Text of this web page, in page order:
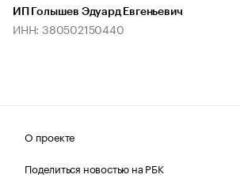
ИП Голышев Эдуард Евгеньевич
ИНН: 380502150440
О проекте
Поделиться новостью на РБК